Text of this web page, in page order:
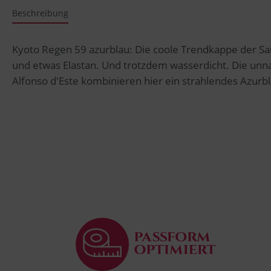
Beschreibung
Kyoto Regen 59 azurblau: Die coole Trendkappe der
und etwas Elastan. Und trotzdem wasserdicht. Die
Alfonso d'Este kombinieren hier ein strahlendes